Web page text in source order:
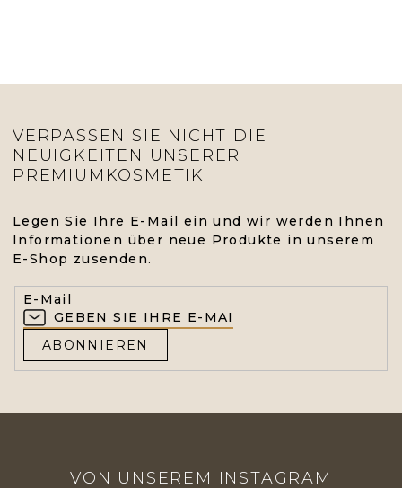
VERPASSEN SIE NICHT DIE
NEUIGKEITEN UNSERER
PREMIUMKOSMETIK
Legen Sie Ihre E-Mail ein und wir werden Ihnen
Informationen über neue Produkte in unserem
E-Shop zusenden.
E-Mail
ABONNIEREN
VON UNSEREM INSTAGRAM